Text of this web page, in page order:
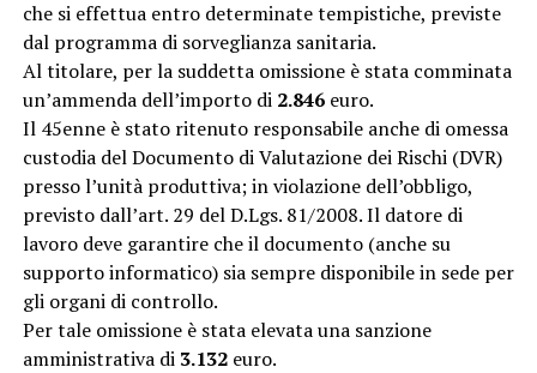
che si effettua entro determinate tempistiche, previste
dal programma di sorveglianza sanitaria.
Al titolare, per la suddetta omissione è stata comminata
un’ammenda dell’importo di 2.846euro.
Il 45enne è stato ritenuto responsabile anche di omessa
custodia del Documento di Valutazione dei Rischi (DVR)
presso l’unità produttiva; in violazione dell’obbligo,
previsto dall’art. 29 del D.Lgs. 81/2008. Il datore di
lavoro deve garantire che il documento (anche su
supporto informatico) sia sempre disponibile in sede per
gli organi di controllo.
Per tale omissione è stata elevata una sanzione
amministrativa di 3.132euro.